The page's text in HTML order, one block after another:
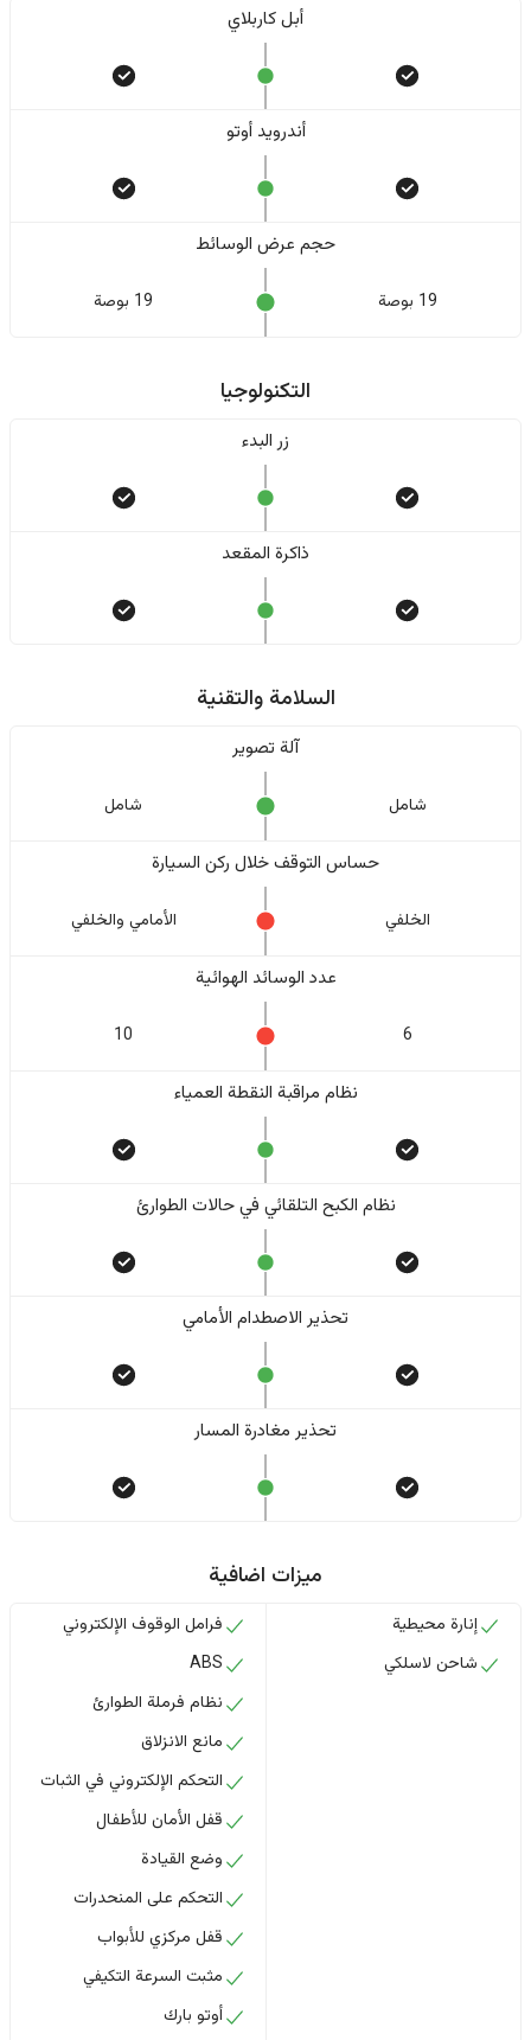
أبل كاربلاي
أندرويد أوتو
حجم عرض الوسائط
19 بوصة 19 بوصة
التكنولوجيا
زر البدء
ذاكرة المقعد
السلامة والتقنية
آلة تصوير
شامل شامل
حساس التوقف خلال ركن السيارة
الخلفي الأمامي والخلفي
عدد الوسائد الهوائية
6
10
نظام مراقبة النقطة العمياء
نظام الكبح التلقائي في حالات الطوارئ
تحذير الاصطدام الأمامي
تحذير مغادرة المسار
ميزات اضافية
إنارة محيطية
شاحن لاسلكي
فرامل الوقوف الإلكتروني
ABS
نظام فرملة الطوارئ
مانع الانزلاق
التحكم الإلكتروني في الثبات
قفل الأمان للأطفال
وضع القيادة
التحكم على المنحدرات
قفل مركزي للأبواب
مثبت السرعة التكيفي
أوتو بارك